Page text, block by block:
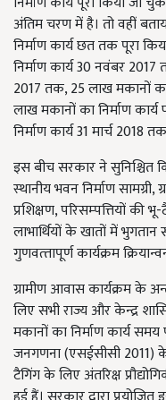
अंतिम चरण में है। तो वहीं
निर्माण कार्य छत तक पूरा
निर्माण कार्य 30 नवंबर
2017 तक, 25 लाख मकानों
लाख मकानों का निर्माण
निर्माण कार्य 31 मार्च 2018
इस बीच सरकार ने सुनिश्चित
स्‍थानीय भवन निर्माण सामग्री,
प्रशिक्षण, परिसम्‍पत्तियों की
लाभार्थियों के खातों में
गुणवत्‍तापूर्ण कार्यक्रम
ग्रामीण आवास कार्यक्रम के
लिए सभी राज्‍य और केन्‍द्र
मकानों का निर्माण कार्य
जनगणना (एसईसीसी 2011) के
टैगिंग के लिए अंतरिक्ष